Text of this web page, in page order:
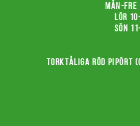
Mån-fre
Lör
Sön
Torktåliga röd pipört